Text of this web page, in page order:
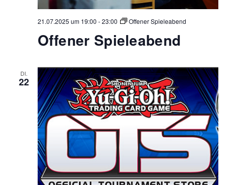
21.07.2025 um 19:00 -23:00 Offener Spieleabend
Offener Spieleabend
DI.
22